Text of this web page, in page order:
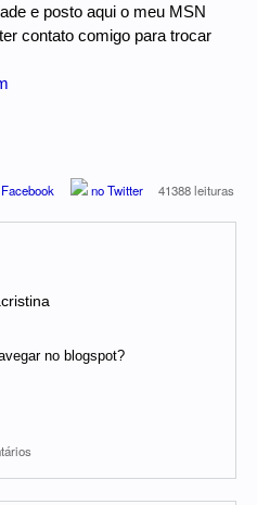
e posto aqui o meu MSN
contato comigo para trocar
no Twitter 41388 leituras
no blogspot?